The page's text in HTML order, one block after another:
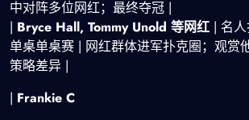
中对阵多位网红；最终夺冠 |
| Bryce Hall, Tommy Unold 等网红 | 名
单桌单桌赛 | 网红群体进军扑克圈；观赏
策略差异 |
| Frankie C